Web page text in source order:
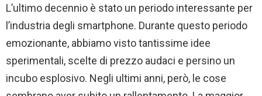
L’ultimo decennio è stato un periodo interessante per
l’industria degli smartphone. Durante questo periodo
emozionante, abbiamo visto tantissime idee
sperimentali, scelte di prezzo audaci e persino un
incubo esplosivo. Negli ultimi anni, però, le cose